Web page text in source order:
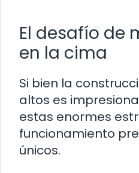
El desafío de
en la cima
Si bien la
altos es
estas enormes
funcionamiento
únicos.